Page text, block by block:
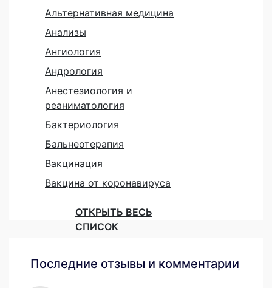
Альтернативная медицина
Анализы
Ангиология
Андрология
Анестезиология и
реаниматология
Бактериология
Бальнеотерапия
Вакцинация
Вакцина от коронавируса
ОТКРЫТЬ ВЕСЬ
СПИСОК
Последние отзывы и комментарии